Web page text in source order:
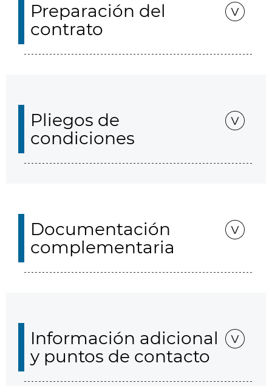
Preparación del
contrato
Pliegos de
condiciones
Documentación
complementaria
Información adicional
y puntos de contacto